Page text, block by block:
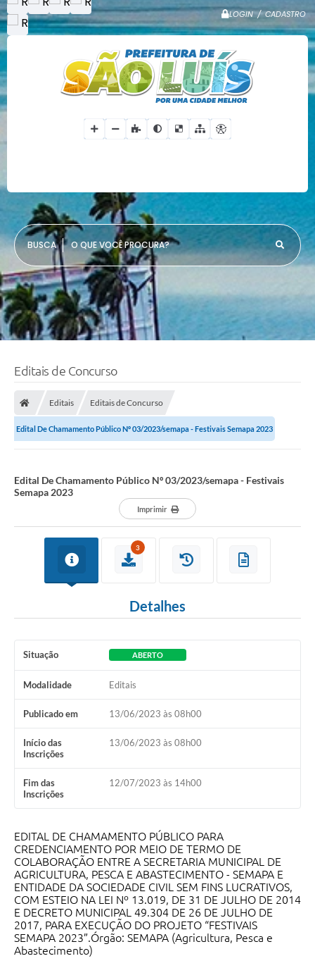
LOGIN / CADASTRO
O QUE VOCÊ PROCURA?
Editais de Concurso
Editais Editais de Concurso
Edital De Chamamento Público Nº 03/2023/semapa - Festivais Semapa 2023
Edital De Chamamento Público Nº 03/2023/semapa - Festivais
Semapa 2023
Imprimir
3
Detalhes
Situação ABERTO
Modalidade Editais
Publicado em 13/06/2023 às 08h00
Início das
Inscrições
13/06/2023 às 08h00
Fim das
Inscrições
12/07/2023 às 14h00
EDITAL DE CHAMAMENTO PÚBLICO PARA
CREDENCIAMENTO POR MEIO DE TERMO DE
COLABORAÇÃO ENTRE A SECRETARIA MUNICIPAL DE
AGRICULTURA, PESCA E ABASTECIMENTO - SEMAPA E
ENTIDADE DA SOCIEDADE CIVIL SEM FINS LUCRATIVOS,
COM ESTEIO NA LEI Nº 13.019, DE 31 DE JULHO DE 2014
E DECRETO MUNICIPAL 49.304 DE 26 DE JULHO DE
2017, PARA EXECUÇÃO DO PROJETO “FESTIVAIS
SEMAPA 2023”.Órgão: SEMAPA (Agricultura, Pesca e
Abastecimento)